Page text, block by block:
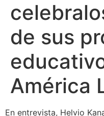
de sus
América
En entrevista, Helvio